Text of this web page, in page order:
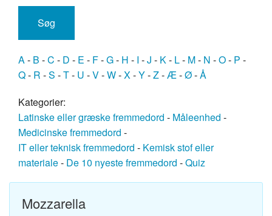
A- B -C - D - E - F-G- H - I -J - K- L- M- N -O- P -
Q- R -S -T- U -V-W-X-Y-Z-Æ-Ø-Å
Kategorier:
Latinske eller græske fremmedord - Måleenhed -
Medicinske fremmedord -
IT eller teknisk fremmedord - Kemisk stof eller
materiale- De 10 nyeste fremmedord -Quiz
Mozzarella